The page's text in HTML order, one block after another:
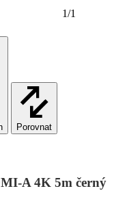
1/1
Porovnat
A 4K 5m černý